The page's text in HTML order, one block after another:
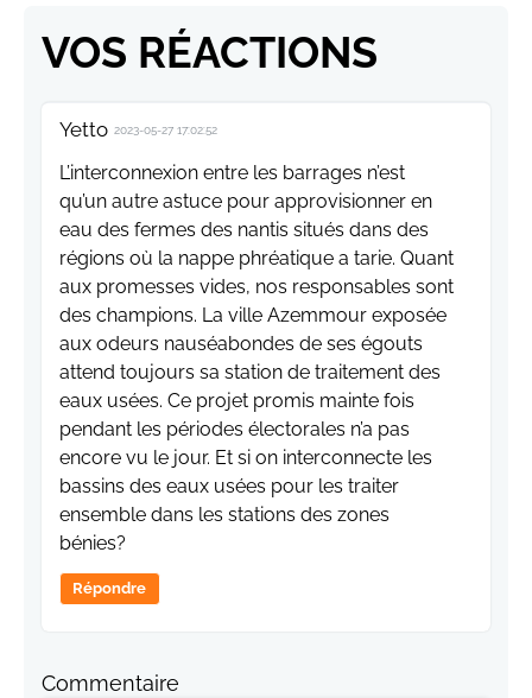
VOS RÉACTIONS
Yetto 2023-05-27 17:02:52
L’interconnexion entre les barrages n’est
qu’un autre astuce pour approvisionner en
eau des fermes des nantis situés dans des
régions où la nappe phréatique a tarie. Quant
aux promesses vides, nos responsables sont
des champions. La ville Azemmour exposée
aux odeurs nauséabondes de ses égouts
attend toujours sa station de traitement des
eaux usées. Ce projet promis mainte fois
pendant les périodes électorales n’a pas
encore vu le jour. Et si on interconnecte les
bassins des eaux usées pour les traiter
ensemble dans les stations des zones
bénies?
Répondre
Commentaire